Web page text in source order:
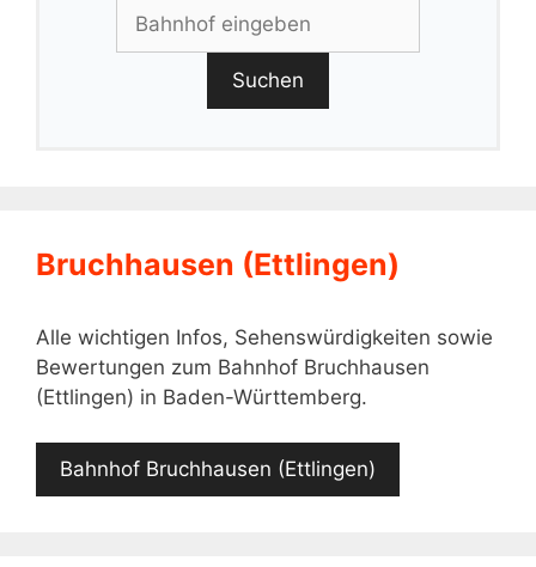
Suchen
Bruchhausen (Ettlingen)
Alle wichtigen Infos, Sehenswürdigkeiten sowie
Bewertungen zum Bahnhof Bruchhausen
(Ettlingen) in Baden-Württemberg.
Bahnhof Bruchhausen (Ettlingen)